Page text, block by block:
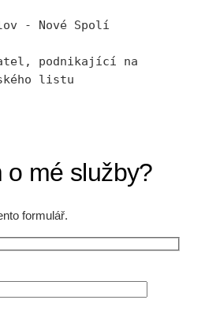
- Nové Spolí
podnikající na
listu
o mé služby?
formulář.